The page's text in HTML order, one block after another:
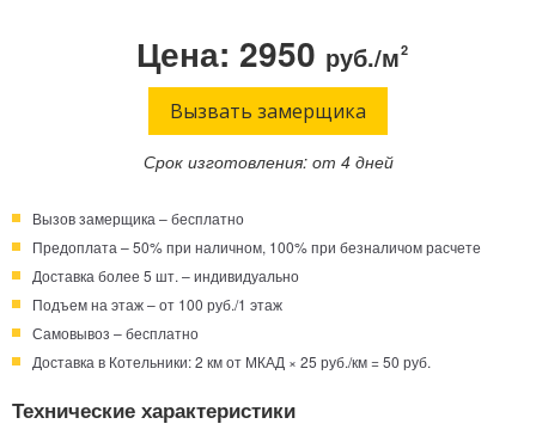
+7 (495) 003-40-74 Круглосуточно!
Цена: 2950 руб./м2
Вызвать замерщика
Срок изготовления: от 4 дней
Вызов замерщика – бесплатно
Предоплата – 50% при наличном, 100% при безналичом расчете
Доставка более 5 шт. – индивидуально
Подъем на этаж – от 100 руб./1 этаж
Самовывоз – бесплатно
Доставка в Котельники: 2 км от МКАД × 25 руб./км = 50 руб.
Технические характеристики